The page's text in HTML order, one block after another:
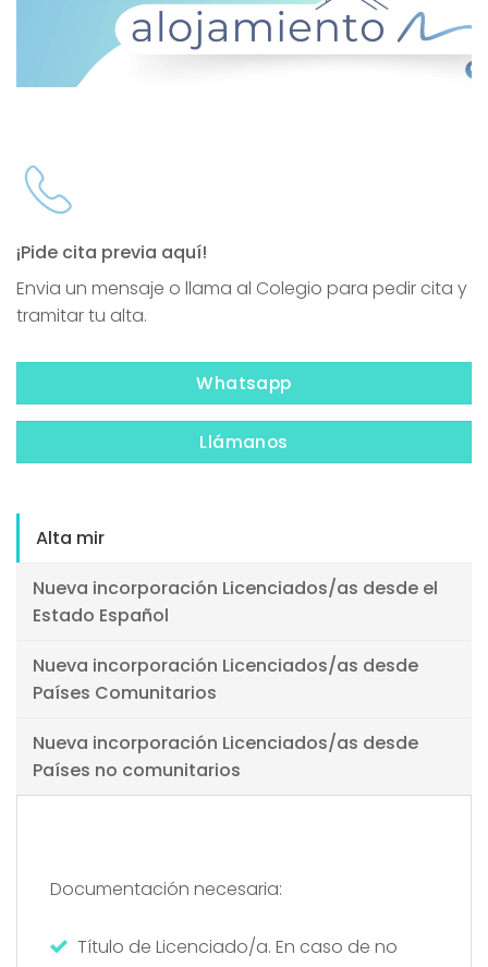
¡Pide cita previa aquí!
Envia un mensaje o llama al Colegio para pedir cita y
tramitar tu alta.
Whatsapp
Llámanos
Alta mir
Nueva incorporación Licenciados/as desde el
Estado Español
Nueva incorporación Licenciados/as desde
Países Comunitarios
Nueva incorporación Licenciados/as desde
Países no comunitarios
Documentación necesaria:
Título de Licenciado/a. En caso de no